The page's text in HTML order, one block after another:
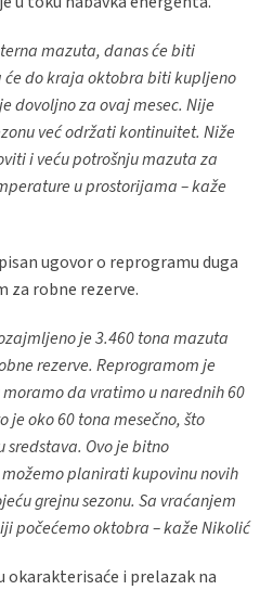
mazuta, danas će biti
do kraja oktobra biti kupljeno
dovoljno za ovaj mesec. Nije
već održati kontinuitet. Niže
i veću potrošnju mazuta za
u prostorijama – kaže
ugovor o reprogramu duga
za robne rezerve.
je 3.460 tona mazuta
rezerve. Reprogramom je
da vratimo u narednih 60
je oko 60 tona mesečno, što
Ovo je bitno
planirati kupovinu novih
grejnu sezonu. Sa vraćanjem
počećemo oktobra – kaže Nikolić
okarakterisaće i prelazak na